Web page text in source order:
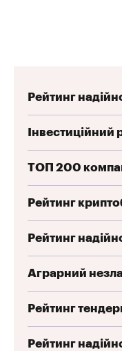
Рейтинг
Інвестиційний
ТОП 200
Рейтинг
Рейтинг
Аграрний
Рейтинг
Рейтинг